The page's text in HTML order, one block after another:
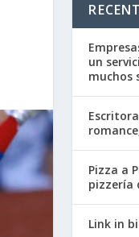
un
muchos
Pizza a
pizzería
Link in